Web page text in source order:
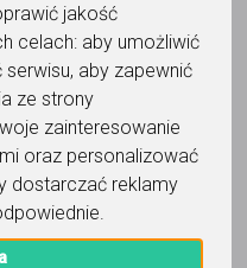
jakość
celach: aby umożliwić
, aby zapewnić
ze strony
zainteresowanie
oraz personalizować
dostarczać reklamy
.